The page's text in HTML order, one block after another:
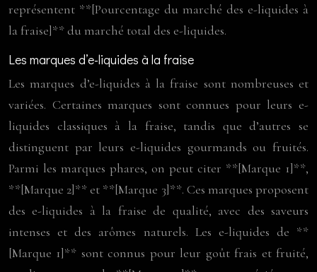
représentent **[Pourcentage du marché des e-liquides à
la fraise]** du marché total des e-liquides.
Les marques d’e-liquides à la fraise
Les marques d’e-liquides à la fraise sont nombreuses et
variées. Certaines marques sont connues pour leurs e-
liquides classiques à la fraise, tandis que d’autres se
distinguent par leurs e-liquides gourmands ou fruités.
Parmi les marques phares, on peut citer **[Marque 1]**,
**[Marque 2]** et **[Marque 3]**. Ces marques proposent
des e-liquides à la fraise de qualité, avec des saveurs
intenses et des arômes naturels. Les e-liquides de **
[Marque 1]** sont connus pour leur goût frais et fruité,